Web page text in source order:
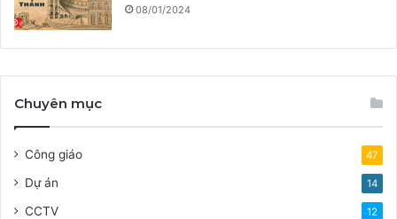
08/01/2024
Chuyên mục
Công giáo 47
Dự án 14
CCTV 12